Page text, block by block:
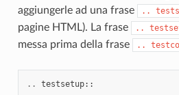
aggiungerle ad una frase
..
pagine HTML). La frase
..
messa prima della frase
..
.. testsetup::